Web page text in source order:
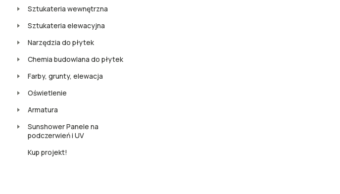
Sztukateria wewnętrzna
Sztukateria elewacyjna
Narzędzia do płytek
Chemia budowlana do płytek
Farby, grunty, elewacja
Oświetlenie
Armatura
Sunshower Panele na
podczerwień i UV
Kup projekt!